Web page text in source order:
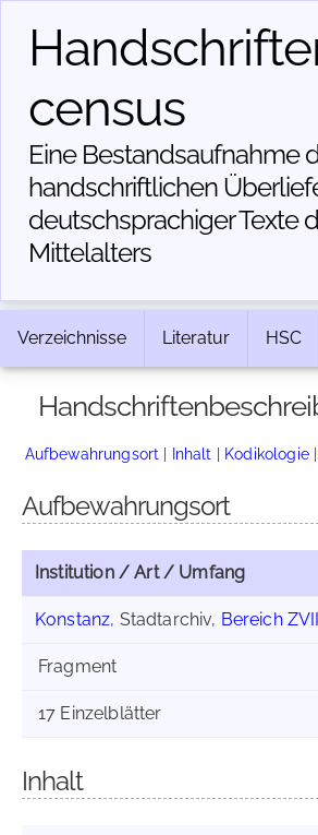
census
Eine Bestandsaufnahme
handschriftlichen
deutschsprachiger Texte
Mittelalters
Verzeichnisse Literatur HSC
Aufbewahrungsort | Inhalt | Kodikologie|
Aufbewahrungsort
Institution / Art / Umfang
Konstanz, Stadtarchiv, Bereich
Fragment
17 Einzelblätter
Inhalt